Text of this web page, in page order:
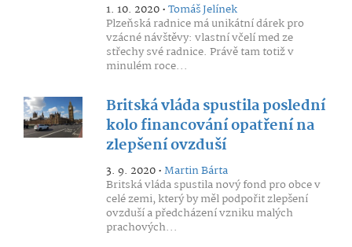
1. 10. 2020 •Tomáš Jelínek
Plzeňská radnice má unikátní dárek pro
vzácné návštěvy: vlastní včelí med ze
střechy své radnice. Právě tam totiž v
minulém roce...
Britská vláda spustila poslední
kolo financování opatření na
zlepšení ovzduší
3. 9. 2020 •Martin Bárta
Britská vláda spustila nový fond pro obce v
celé zemi, který by měl podpořit zlepšení
ovzduší a předcházení vzniku malých
prachových...